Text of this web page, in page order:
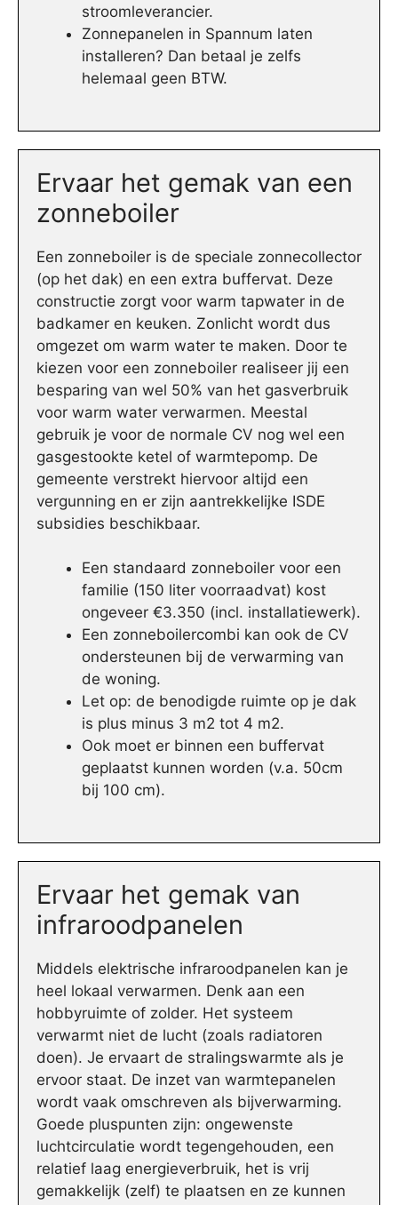
stroomleverancier.
Zonnepanelen in Spannum laten
installeren? Dan betaal je zelfs
helemaal geen BTW.
Ervaar het gemak van een
zonneboiler
Een zonneboiler is de speciale zonnecollector
(op het dak) en een extra buffervat. Deze
constructie zorgt voor warm tapwater in de
badkamer en keuken. Zonlicht wordt dus
omgezet om warm water te maken. Door te
kiezen voor een zonneboiler realiseer jij een
besparing van wel 50% van het gasverbruik
voor warm water verwarmen. Meestal
gebruik je voor de normale CV nog wel een
gasgestookte ketel of warmtepomp. De
gemeente verstrekt hiervoor altijd een
vergunning en er zijn aantrekkelijke ISDE
subsidies beschikbaar.
Een standaard zonneboiler voor een
familie (150 liter voorraadvat) kost
ongeveer €3.350 (incl. installatiewerk).
Een zonneboilercombi kan ook de CV
ondersteunen bij de verwarming van
de woning.
Let op: de benodigde ruimte op je dak
is plus minus 3 m2 tot 4 m2.
Ook moet er binnen een buffervat
geplaatst kunnen worden (v.a. 50cm
bij 100 cm).
Ervaar het gemak van
infraroodpanelen
Middels elektrische infraroodpanelen kan je
heel lokaal verwarmen. Denk aan een
hobbyruimte of zolder. Het systeem
verwarmt niet de lucht (zoals radiatoren
doen). Je ervaart de stralingswarmte als je
ervoor staat. De inzet van warmtepanelen
wordt vaak omschreven als bijverwarming.
Goede pluspunten zijn: ongewenste
luchtcirculatie wordt tegengehouden, een
relatief laag energieverbruik, het is vrij
gemakkelijk (zelf) te plaatsen en ze kunnen